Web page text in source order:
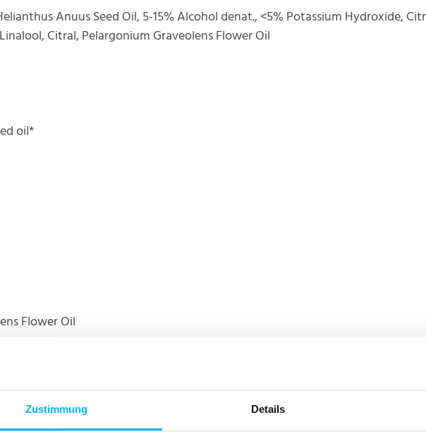
Zustimmung Details
Anuus Seed Oil, 5-15% Alcohol denat., <5% Potassium Hydroxide,
Citral, Pelargonium Graveolens Flower Oil
oil*
Flower Oil
ätherischer Öle.
Reaktionen hervorrufen